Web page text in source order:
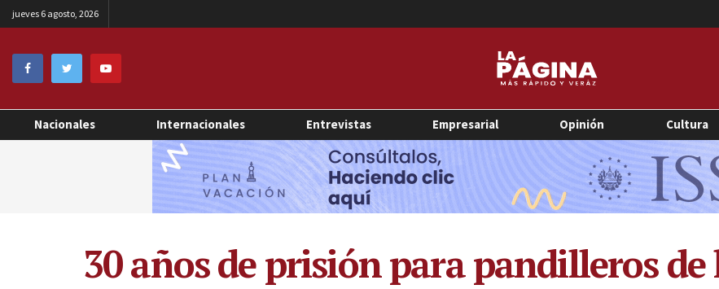
jueves 6 agosto, 2026
Nacionales Internacionales Entrevistas Empresarial Opinión Cultura
30 años de prisión para pandilleros de